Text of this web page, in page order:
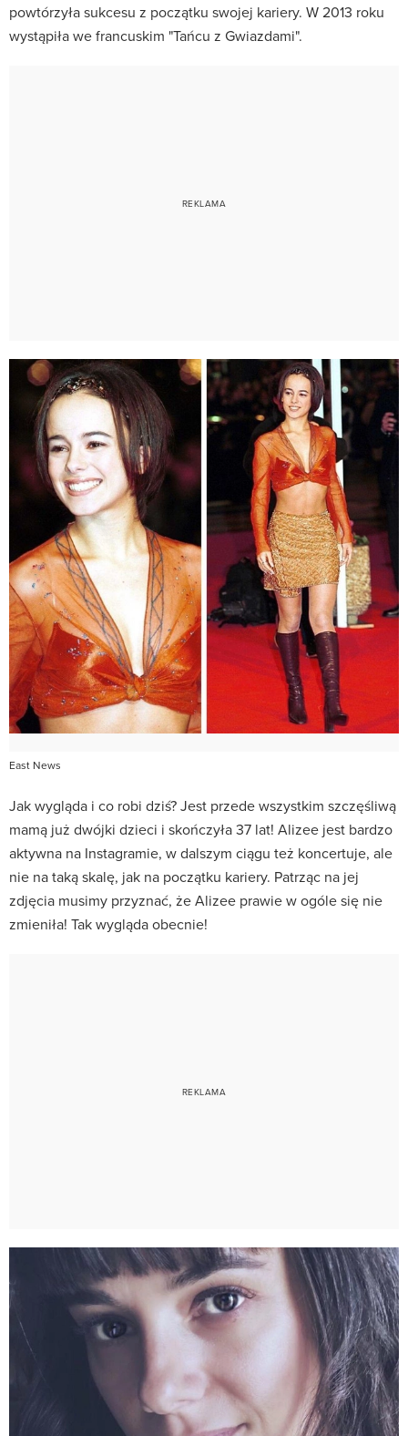
powtórzyła sukcesu z początku swojej kariery. W 2013 roku
wystąpiła we francuskim "Tańcu z Gwiazdami".
East News
Jak wygląda i co robi dziś? Jest przede wszystkim szczęśliwą
mamą już dwójki dzieci i skończyła 37 lat! Alizee jest bardzo
aktywna na Instagramie, w dalszym ciągu też koncertuje, ale
nie na taką skalę, jak na początku kariery. Patrząc na jej
zdjęcia musimy przyznać, że Alizee prawie w ogóle się nie
zmieniła! Tak wygląda obecnie!